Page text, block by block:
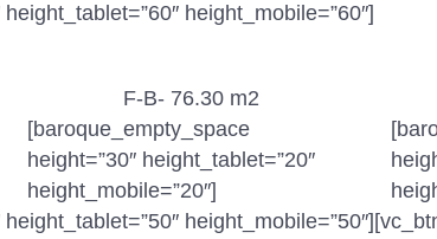
height_mobile=”60″]
F-B- 76.30 m2
[baroque_empty_space
height=”30″ height_tablet=”20″
height_mobile=”20″]